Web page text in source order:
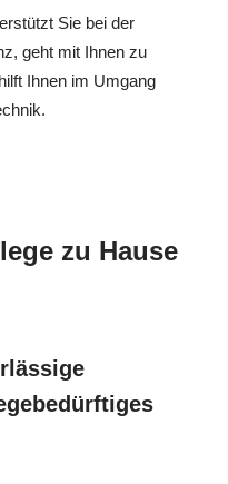
Sie bei der
geht mit Ihnen zu
Ihnen im Umgang
zu Hause